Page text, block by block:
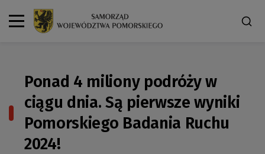
Ponad 4 miliony podróży w
ciągu dnia. Są pierwsze wyniki
Pomorskiego Badania Ruchu
2024!